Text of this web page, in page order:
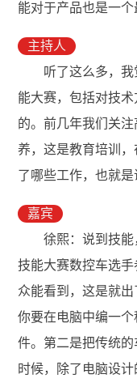
能对于产品也是一个
主持人
听了这么多，
能大赛，包括对技
的。前几年我们关
养，这是教育培训
了哪些工作，也就是
嘉宾
徐熙：说到技
技能大赛数控车选
众能看到，这是就
你要在电脑中编一
件。第二是把传统
时候，除了电脑设